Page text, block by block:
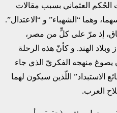
‏الحُكم العثماني بسبب مقالات
وهما “الشهباء” و “الاعتدال”.
إذ مرّ على كلٍّ من مصر،
وبلاد الهند. و كأنّ هذه الرحلة
منهجه الفكريّ الذي ‏جاء
الاستبداد” اللّذين سيكون لهما
العرب.‏